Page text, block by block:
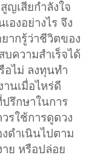
ญเสียกำลังใจ
องอย่างไร จึง
ากรู้ว่าชีวิตของ
บความสำเร็จได้
อไม่ ลงทุนทำ
นเมื่อไหร่ดี
รึกษาในการ
รใช้การดูดวง
ดำเนินไปตาม
าย หรือปล่อย